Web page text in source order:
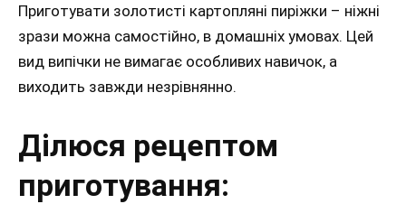
Приготувати золотисті картопляні пиріжки – ніжні
зрази можна самостійно, в домашніх умовах. Цей
вид випічки не вимагає особливих навичок, а
виходить завжди незрівнянно.
Ділюся рецептом
приготування: